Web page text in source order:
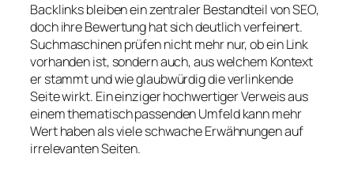
Backlinks bleiben ein zentraler Bestandteil von SEO,
doch ihre Bewertung hat sich deutlich verfeinert.
Suchmaschinen prüfen nicht mehr nur, ob ein Link
vorhanden ist, sondern auch, aus welchem Kontext
er stammt und wie glaubwürdig die verlinkende
Seite wirkt. Ein einziger hochwertiger Verweis aus
einem thematisch passenden Umfeld kann mehr
Wert haben als viele schwache Erwähnungen auf
irrelevanten Seiten.